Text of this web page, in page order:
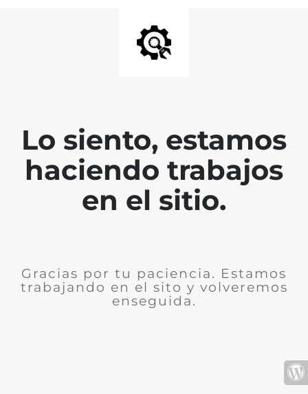
Lo siento, estamos
haciendo trabajos
en el sitio.
Gracias por tu paciencia. Estamos
trabajando en el sito y volveremos
enseguida.